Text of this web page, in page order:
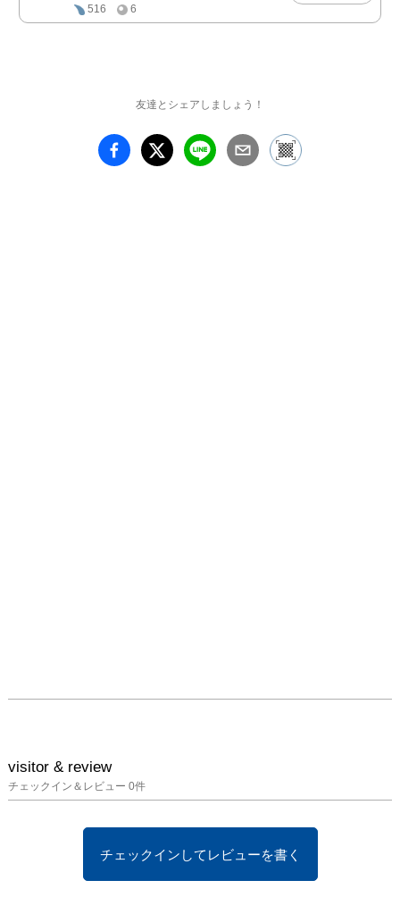
516
6
友達とシェアしましょう！
visitor & review
チェックイン＆レビュー 0件
チェックインしてレビューを書く